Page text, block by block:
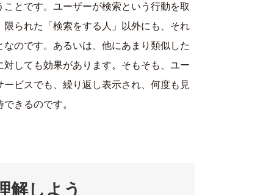
とです。ユーザーが検索という行動を取
られた「検索をする人」以外にも、それ
のです。あるいは、他にあまり類似した
しても効果があります。そもそも、ユー
ビスでも、繰り返し表示され、何度も見
きるのです。
解しよう